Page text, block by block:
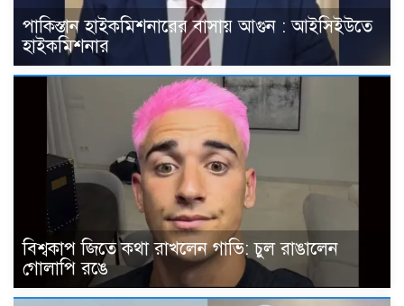
পাকিস্তান হাইকমিশনারের বাসায় আগুন : আইসিইউতে
হাইকমিশনার
বিশ্বকাপ জিতে কথা রাখলেন গাভি: চুল রাঙালেন
গোলাপি রঙে